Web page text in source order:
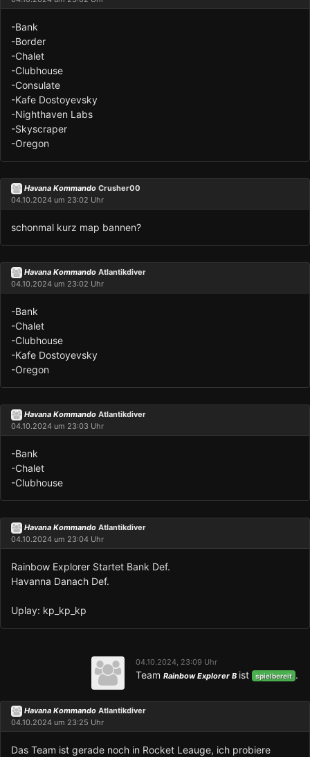
-Bank
-Border
-Chalet
-Clubhouse
-Consulate
-Kafe Dostoyevsky
-Nighthaven Labs
-Skyscraper
-Oregon
Havana Kommando Crusher00
04.10.2024 um 23:02 Uhr
schonmal kurz map bannen?
Havana Kommando Atlantikdiver
04.10.2024 um 23:02 Uhr
-Bank
-Chalet
-Clubhouse
-Kafe Dostoyevsky
-Oregon
Havana Kommando Atlantikdiver
04.10.2024 um 23:03 Uhr
-Bank
-Chalet
-Clubhouse
Havana Kommando Atlantikdiver
04.10.2024 um 23:04 Uhr
Rainbow Explorer Startet Bank Def.
Havanna Danach Def.
Uplay: kp_kp_kp
04.10.2024, 23:09 Uhr
Team Rainbow Explorer B ist spielbereit .
Havana Kommando Atlantikdiver
04.10.2024 um 23:25 Uhr
Das Team ist gerade noch in Rocket Leauge, ich probiere